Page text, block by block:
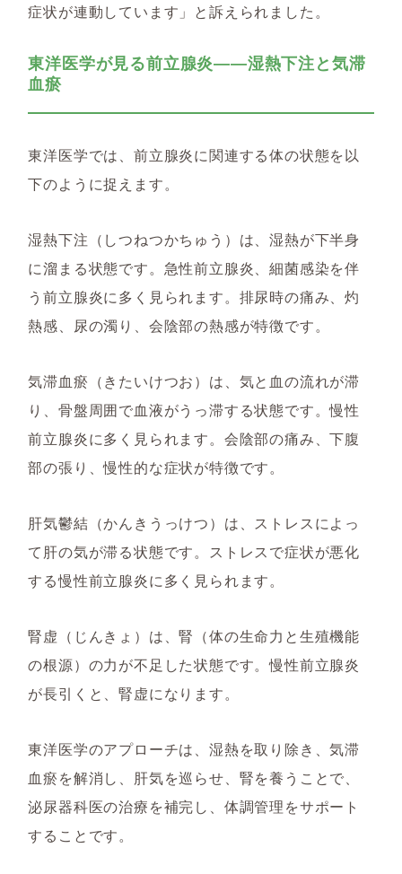
症状が連動しています」と訴えられました。
東洋医学が見る前立腺炎――湿熱下注と気滞
血瘀
東洋医学では、前立腺炎に関連する体の状態を以
下のように捉えます。
湿熱下注（しつねつかちゅう）は、湿熱が下半身
に溜まる状態です。急性前立腺炎、細菌感染を伴
う前立腺炎に多く見られます。排尿時の痛み、灼
熱感、尿の濁り、会陰部の熱感が特徴です。
気滞血瘀（きたいけつお）は、気と血の流れが滞
り、骨盤周囲で血液がうっ滞する状態です。慢性
前立腺炎に多く見られます。会陰部の痛み、下腹
部の張り、慢性的な症状が特徴です。
肝気鬱結（かんきうっけつ）は、ストレスによっ
て肝の気が滞る状態です。ストレスで症状が悪化
する慢性前立腺炎に多く見られます。
腎虚（じんきょ）は、腎（体の生命力と生殖機能
の根源）の力が不足した状態です。慢性前立腺炎
が長引くと、腎虚になります。
東洋医学のアプローチは、湿熱を取り除き、気滞
血瘀を解消し、肝気を巡らせ、腎を養うことで、
泌尿器科医の治療を補完し、体調管理をサポート
することです。